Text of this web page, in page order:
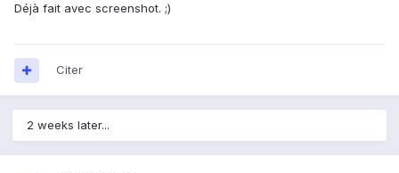
Déjà fait avec screenshot. ;)
Citer
2 weeks later...